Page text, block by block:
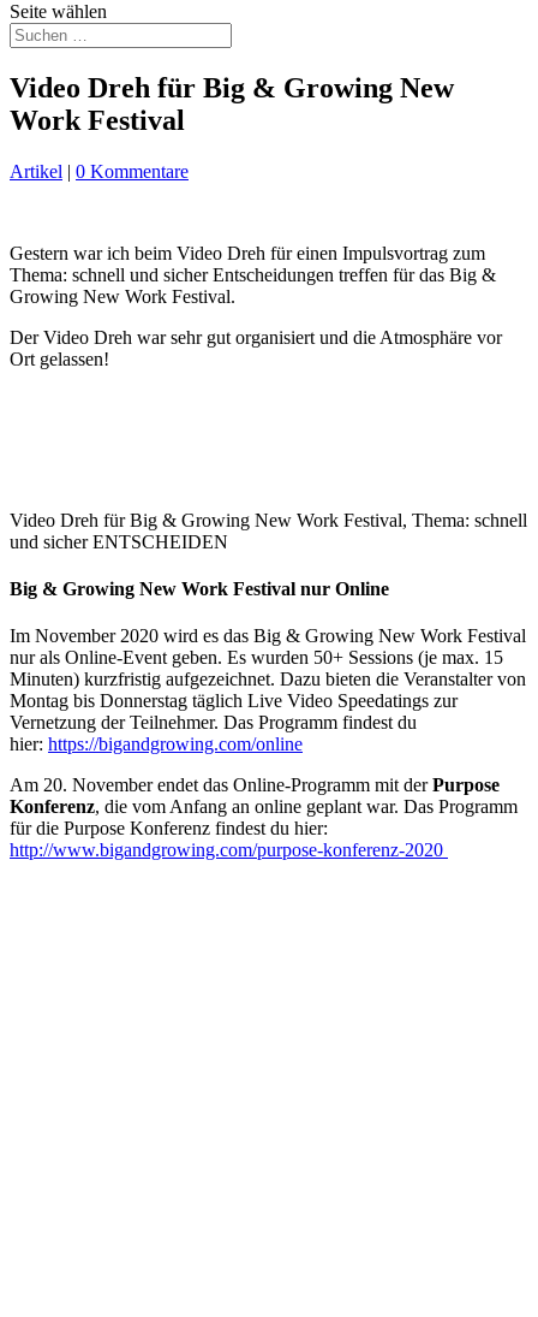
Seite wählen
Video Dreh für Big & Growing New
Work Festival
Artikel | 0 Kommentare
Gestern war ich beim Video Dreh für einen Impulsvortrag zum
Thema: schnell und sicher Entscheidungen treffen für das Big &
Growing New Work Festival.
Der Video Dreh war sehr gut organisiert und die Atmosphäre vor
Ort gelassen!
Video Dreh für Big & Growing New Work Festival, Thema: schnell
und sicher ENTSCHEIDEN
Big & Growing New Work Festival nur Online
Im November 2020 wird es das Big & Growing New Work Festival
nur als Online-Event geben. Es wurden 50+ Sessions (je max. 15
Minuten) kurzfristig aufgezeichnet. Dazu bieten die Veranstalter von
Montag bis Donnerstag täglich Live Video Speedatings zur
Vernetzung der Teilnehmer. Das Programm findest du
hier: https://bigandgrowing.com/online
Am 20. November endet das Online-Programm mit derPurpose
Konferenz, die vom Anfang an online geplant war. Das Programm
für die Purpose Konferenz findest du hier:
http://www.bigandgrowing.com/purpose-konferenz-2020